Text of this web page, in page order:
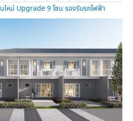
ใหม่ Upgrade 9 โซน รองรับรถไฟฟ้า